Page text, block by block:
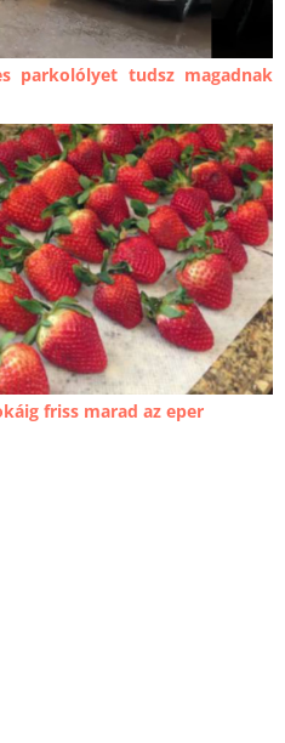
parkolólyet tudsz magadnak
friss marad az eper